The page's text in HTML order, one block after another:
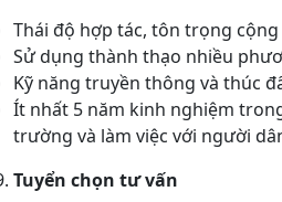
Thái độ hợp tác, tôn trọng
Sử dụng thành thạo nhiều
Kỹ năng truyền thông và thúc
Ít nhất 5 năm kinh nghiệm
trường và làm việc với người
Tuyển chọn tư vấn